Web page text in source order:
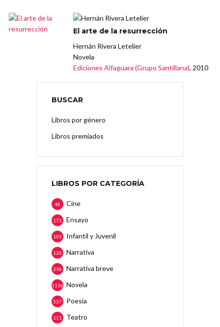
El arte de la resurrección
Hernán Rivera Letelier
Novela
Ediciones Alfaguara (Grupo Santillana), 2010
BUSCAR
Libros por género
Libros premiados
LIBROS POR CATEGORÍA
Cine
46
Ensayo
171
Infantil y Juvenil
105
Narrativa
120
Narrativa breve
396
Novela
1116
Poesía
537
Teatro
111